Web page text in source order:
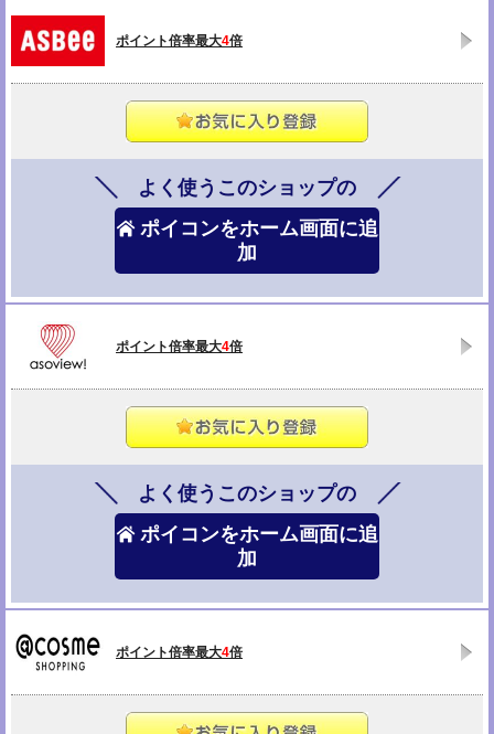
ポイント倍率最大4倍
よく使うこのショップの
ポイコンをホーム画面に追
加
ポイント倍率最大4倍
よく使うこのショップの
ポイコンをホーム画面に追
加
ポイント倍率最大4倍